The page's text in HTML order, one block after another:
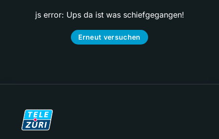
js error: Ups da ist was schiefgegangen!
Erneut versuchen